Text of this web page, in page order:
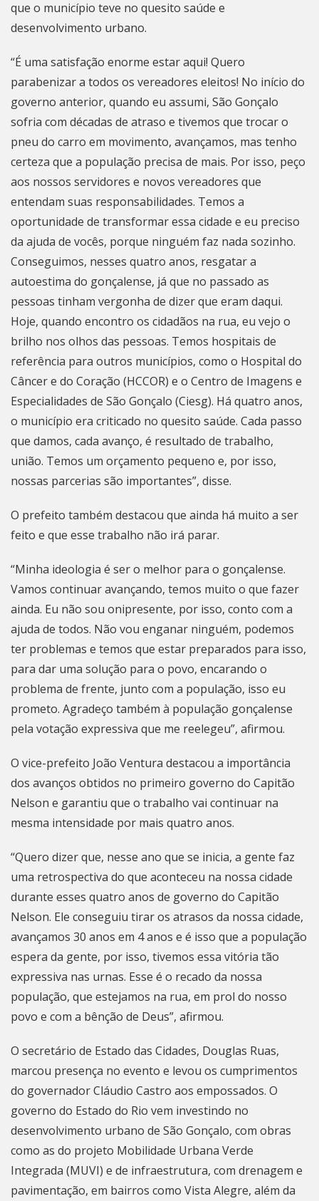
que o município teve no quesito saúde e
desenvolvimento urbano.
“É uma satisfação enorme estar aqui! Quero
parabenizar a todos os vereadores eleitos! No início do
governo anterior, quando eu assumi, São Gonçalo
sofria com décadas de atraso e tivemos que trocar o
pneu do carro em movimento, avançamos, mas tenho
certeza que a população precisa de mais. Por isso, peço
aos nossos servidores e novos vereadores que
entendam suas responsabilidades. Temos a
oportunidade de transformar essa cidade e eu preciso
da ajuda de vocês, porque ninguém faz nada sozinho.
Conseguimos, nesses quatro anos, resgatar a
autoestima do gonçalense, já que no passado as
pessoas tinham vergonha de dizer que eram daqui.
Hoje, quando encontro os cidadãos na rua, eu vejo o
brilho nos olhos das pessoas. Temos hospitais de
referência para outros municípios, como o Hospital do
Câncer e do Coração (HCCOR) e o Centro de Imagens e
Especialidades de São Gonçalo (Ciesg). Há quatro anos,
o município era criticado no quesito saúde. Cada passo
que damos, cada avanço, é resultado de trabalho,
união. Temos um orçamento pequeno e, por isso,
nossas parcerias são importantes”, disse.
O prefeito também destacou que ainda há muito a ser
feito e que esse trabalho não irá parar.
“Minha ideologia é ser o melhor para o gonçalense.
Vamos continuar avançando, temos muito o que fazer
ainda. Eu não sou onipresente, por isso, conto com a
ajuda de todos. Não vou enganar ninguém, podemos
ter problemas e temos que estar preparados para isso,
para dar uma solução para o povo, encarando o
problema de frente, junto com a população, isso eu
prometo. Agradeço também à população gonçalense
pela votação expressiva que me reelegeu”, afirmou.
O vice-prefeito João Ventura destacou a importância
dos avanços obtidos no primeiro governo do Capitão
Nelson e garantiu que o trabalho vai continuar na
mesma intensidade por mais quatro anos.
“Quero dizer que, nesse ano que se inicia, a gente faz
uma retrospectiva do que aconteceu na nossa cidade
durante esses quatro anos de governo do Capitão
Nelson. Ele conseguiu tirar os atrasos da nossa cidade,
avançamos 30 anos em 4 anos e é isso que a população
espera da gente, por isso, tivemos essa vitória tão
expressiva nas urnas. Esse é o recado da nossa
população, que estejamos na rua, em prol do nosso
povo e com a bênção de Deus”, afirmou.
O secretário de Estado das Cidades, Douglas Ruas,
marcou presença no evento e levou os cumprimentos
do governador Cláudio Castro aos empossados. O
governo do Estado do Rio vem investindo no
desenvolvimento urbano de São Gonçalo, com obras
como as do projeto Mobilidade Urbana Verde
Integrada (MUVI) e de infraestrutura, com drenagem e
pavimentação, em bairros como Vista Alegre, além da